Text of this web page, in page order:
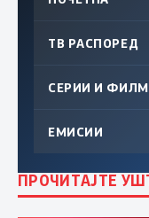
ТВ РАСПОРЕД
СЕРИИ И
ЕМИСИИ
ПРОЧИТАЈТЕ